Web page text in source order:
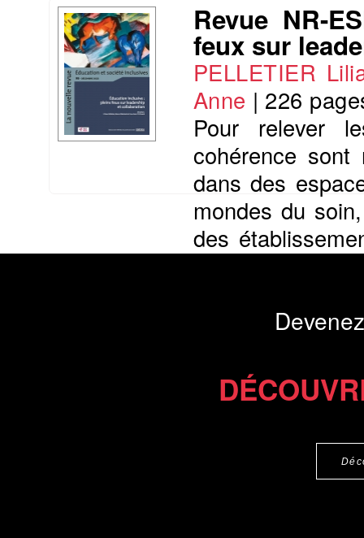
Revue NR-
feux sur
PELLETIER
Anne | 226
Pour relever
cohérence sont
dans des
mondes du
des
Présentation